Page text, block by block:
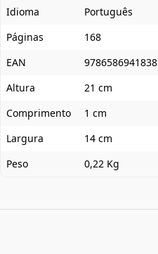
Idioma
Português
Páginas
168
EAN
9786586941838
Altura
21 cm
Comprimento
1 cm
Largura
14 cm
Peso
0,22 Kg